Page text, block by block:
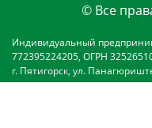
© Все
Индивидуальный
772395224205, ОГРН
г. Пятигорск, ул.